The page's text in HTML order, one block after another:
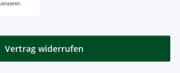
Vertrag widerrufen